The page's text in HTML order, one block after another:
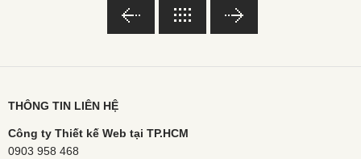
THÔNG TIN LIÊN HỆ
Công ty Thiết kế Web tại TP.HCM
0903 958 468